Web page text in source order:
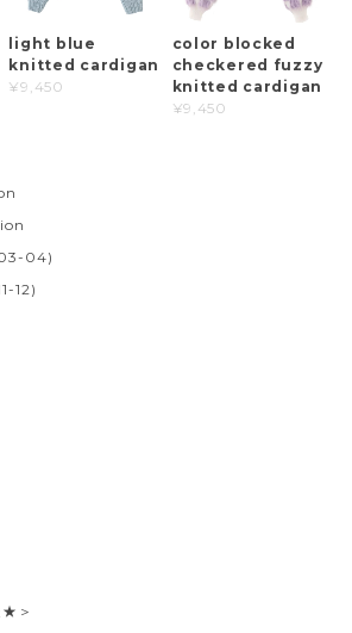
light blue
knitted cardigan
¥9,450
color blocked
checkered fuzzy
knitted cardigan
¥9,450
04)
12)
★＞